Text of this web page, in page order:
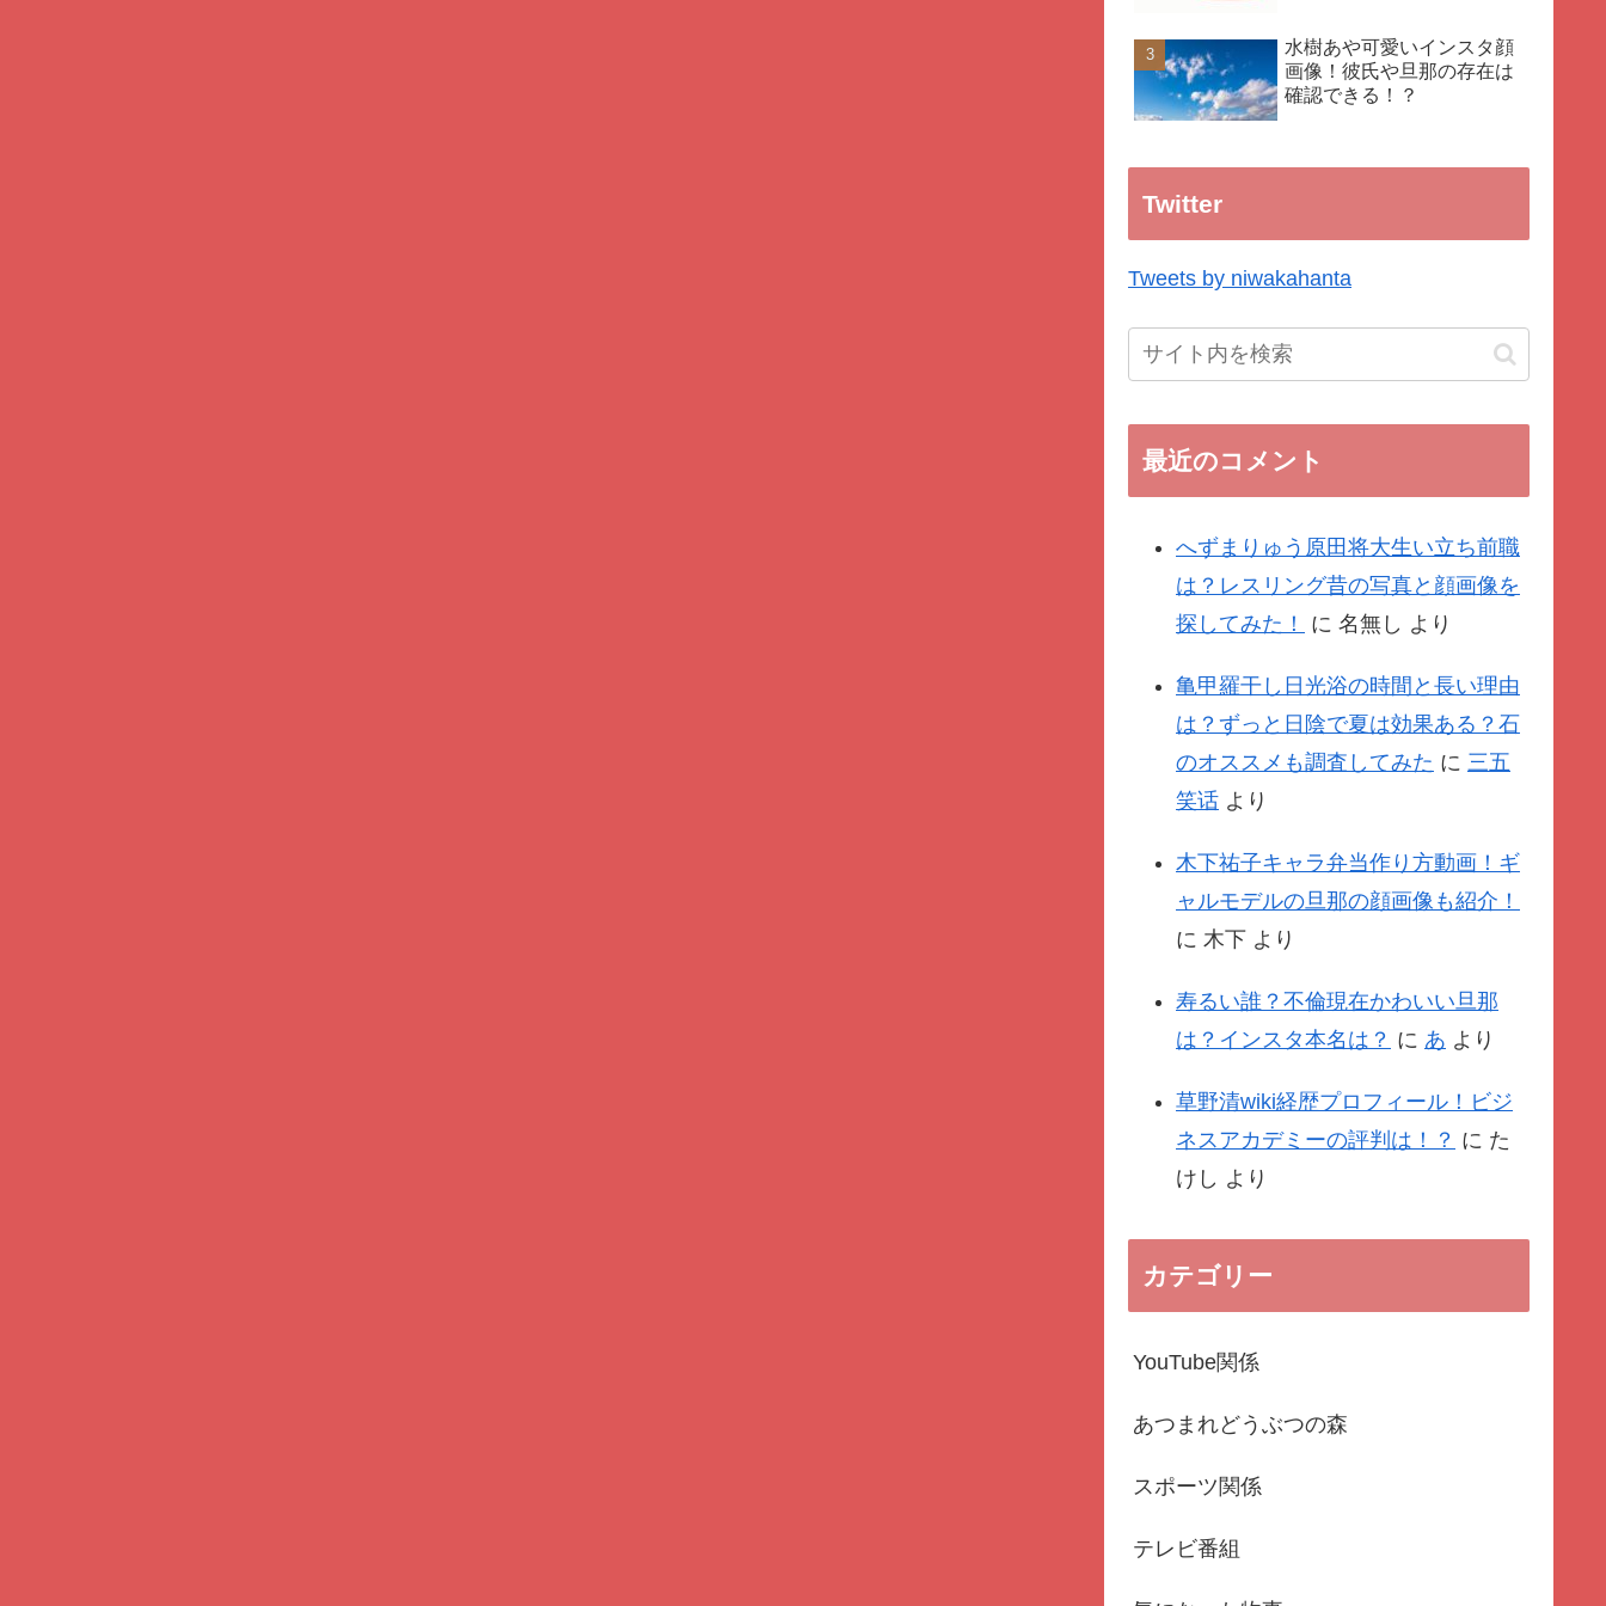
水樹あや可愛いインスタ顔
画像！彼氏や旦那の存在は
確認できる！？
Twitter
Tweets by niwakahanta
最近のコメント
へずまりゅう原田将大生い立ち前職
は？レスリング昔の写真と顔画像を
探してみた！
に 名無し より
亀甲羅干し日光浴の時間と長い理由
は？ずっと日陰で夏は効果ある？石
のオススメも調査してみた に 三五
笑话 より
木下祐子キャラ弁当作り方動画！ギ
ャルモデルの旦那の顔画像も紹介！
に 木下 より
寿るい誰？不倫現在かわいい旦那
は？インスタ本名は？ に あ より
草野清wiki経歴プロフィール！ビジ
ネスアカデミーの評判は！？ に た
けし より
カテゴリー
YouTube関係
あつまれどうぶつの森
スポーツ関係
テレビ番組